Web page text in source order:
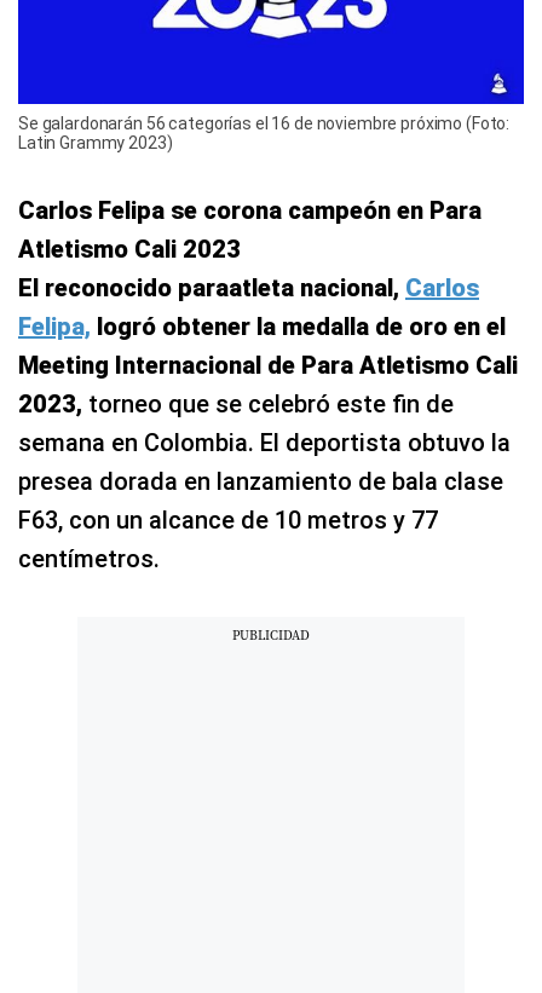
Se galardonarán 56 categorías el 16 de noviembre próximo (Foto:
Latin Grammy 2023)
Carlos Felipa se corona campeón en Para
Atletismo Cali 2023
El reconocido paraatleta nacional, Carlos
Felipa, logró obtener la medalla de oro en el
Meeting Internacional de Para Atletismo Cali
2023, torneo que se celebró este fin de
semana en Colombia. El deportista obtuvo la
presea dorada en lanzamiento de bala clase
F63, con un alcance de 10 metros y 77
centímetros.